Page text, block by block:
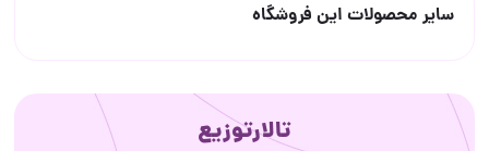
سایر محصولات این فروشگاه
تالارتوزیع